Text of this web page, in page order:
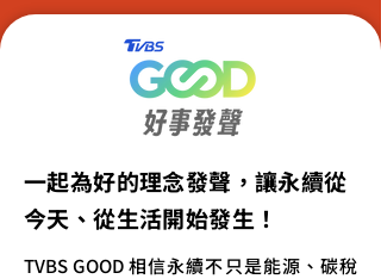
一起為好的理念發聲，讓永續從
今天、從生活開始發生！
TVBS GOOD 相信永續不只是能源、碳稅